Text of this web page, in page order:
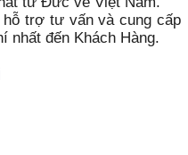
hỗ trợ tư vấn và cung cấp
nhất đến Khách Hàng.